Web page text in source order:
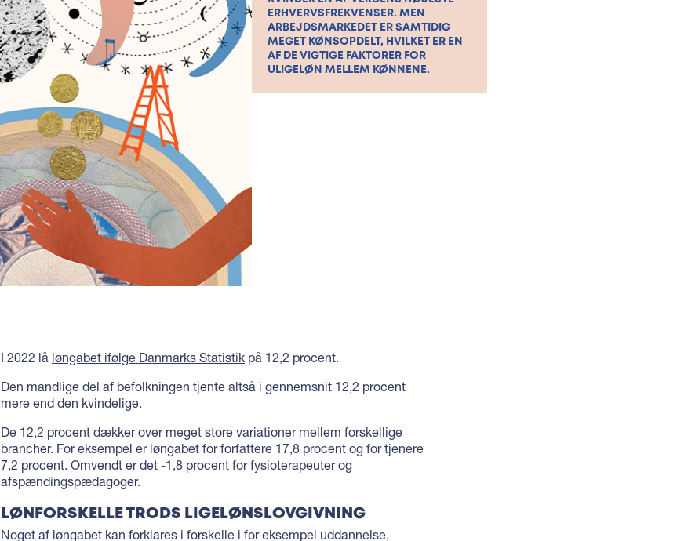
ERHVERVSFREKVENSER. MEN
ARBEJDSMARKEDET ER SAMTIDIG
MEGET KØNSOPDELT, HVILKET ER EN
AF DE VIGTIGE FAKTORER FOR
ULIGELØN MELLEM KØNNENE.
I 2022 lå løngabet ifølge Danmarks Statistik på 12,2 procent.
Den mandlige del af befolkningen tjente altså i gennemsnit 12,2 procent
mere end den kvindelige.
De 12,2 procent dækker over meget store variationer mellem forskellige
brancher. For eksempel er løngabet for forfattere 17,8 procent og for tjenere
7,2 procent. Omvendt er det -1,8 procent for fysioterapeuter og
afspændingspædagoger.
LØNFORSKELLE TRODS LIGELØNSLOVGIVNING
Noget af løngabet kan forklares i forskelle i for eksempel uddannelse,